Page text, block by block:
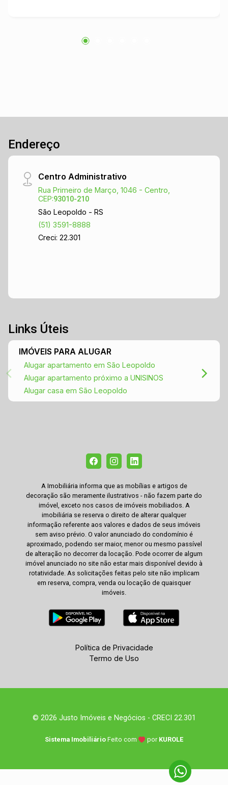
Endereço
Centro Administrativo
Rua Primeiro de Março, 1046 - Centro,
CEP:93010-210
São Leopoldo - RS
(51) 3591-8888
Creci: 22.301
Links Úteis
IMÓVEIS PARA ALUGAR
Alugar apartamento em São Leopoldo
Alugar apartamento próximo a UNISINOS
Alugar casa em São Leopoldo
A Imobiliária informa que as mobílias e artigos de
decoração são meramente ilustrativos - não fazem parte do
imóvel, exceto nos casos de imóveis mobiliados. A
imobiliária se reserva o direito de alterar qualquer
informação referente aos valores e dados de seus imóveis
sem aviso prévio. O valor anunciado do condomínio é
aproximado, podendo ser maior, menor ou mesmo passível
de alteração no decorrer da locação. Pode ocorrer de algum
imóvel anunciado no site não estar mais disponível devido à
rotatividade. As solicitações feitas pelo site não implicam
em reserva, compra, venda ou locação de quaisquer
imóveis.
Política de Privacidade
Termo de Uso
© 2026 Justo Imóveis e Negócios - CRECI 22.301
Sistema Imobiliário Feito com por KUROLE